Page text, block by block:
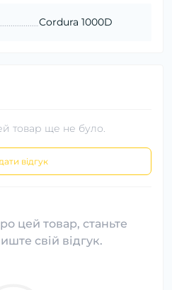
Cordura 1000D
товар ще не було.
відгук
цей товар, станьте
свій відгук.